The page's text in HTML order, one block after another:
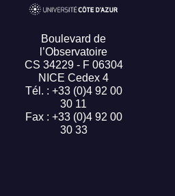
Boulevard de
l’Observatoire
CS 34229 - F 06304
NICE Cedex 4
Tél. : +33 (0)4 92 00
30 11
Fax : +33 (0)4 92 00
30 33